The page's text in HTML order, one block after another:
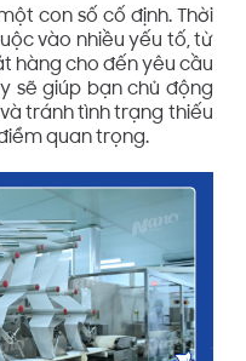
con số cố định. Thời
vào nhiều yếu tố, từ
hàng cho đến yêu cầu
sẽ giúp bạn chủ động
tránh tình trạng thiếu
quan trọng.